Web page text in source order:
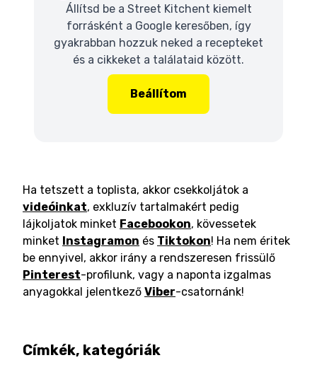
Állítsd be a Street Kitchent kiemelt
forrásként a Google keresőben, így
gyakrabban hozzuk neked a recepteket
és a cikkeket a találataid között.
Beállítom
Ha tetszett a toplista, akkor csekkoljátok a
videóinkat, exkluzív tartalmakért pedig
lájkoljatok minket Facebookon, kövessetek
minket Instagramon és Tiktokon! Ha nem éritek
be ennyivel, akkor irány a rendszeresen frissülő
Pinterest-profilunk, vagy a naponta izgalmas
anyagokkal jelentkező Viber-csatornánk!
Címkék, kategóriák